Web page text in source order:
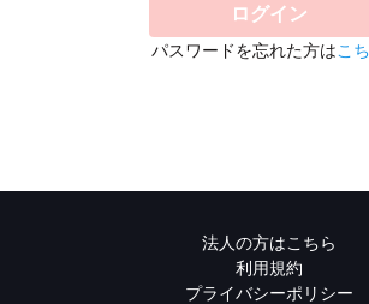
ログイン
パスワードを忘れた方はこ
法人の方はこちら
利用規約
プライバシーポリシー